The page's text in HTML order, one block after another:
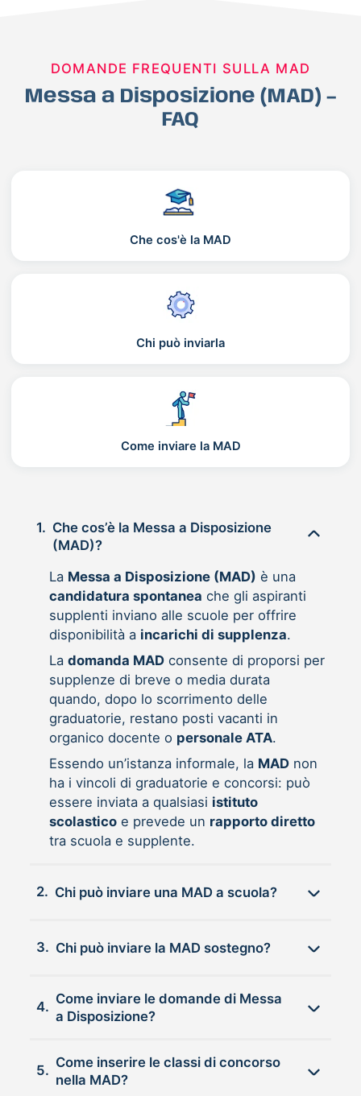
DOMANDE FREQUENTI SULLA MAD
Messa a Disposizione (MAD) –
FAQ
Che cos'è la MAD
Chi può inviarla
Come inviare la MAD
1. Che cos’è la Messa a Disposizione
(MAD)?
La Messa a Disposizione (MAD) è una
candidatura spontanea che gli aspiranti
supplenti inviano alle scuole per offrire
disponibilità a incarichi di supplenza.
La domanda MADconsente di proporsi per
supplenze di breve o media durata
quando, dopo lo scorrimento delle
graduatorie, restano posti vacanti in
organico docente o personale ATA.
Essendo un’istanza informale, la MADnon
ha i vincoli di graduatorie e concorsi: può
essere inviata a qualsiasi istituto
scolasticoe prevede un rapporto diretto
tra scuola e supplente.
2. Chi può inviare una MAD a scuola?
3. Chi può inviare la MAD sostegno?
4.
Come inviare le domande di Messa
a Disposizione?
5.
Come inserire le classi di concorso
nella MAD?